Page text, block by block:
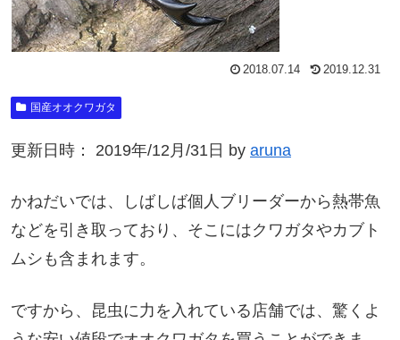
2018.07.14 2019.12.31
国産オオクワガタ
更新日時： 2019年/12月/31日 by aruna
かねだいでは、しばしば個人ブリーダーから熱帯魚
などを引き取っており、そこにはクワガタやカブト
ムシも含まれます。
ですから、昆虫に力を入れている店舗では、驚くよ